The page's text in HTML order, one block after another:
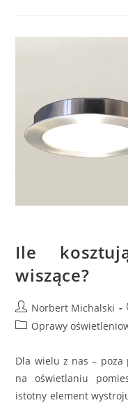
Ile
wiszące?
Post
author:
Norbert Michalski
PostOprawy
Dla wielu z nas – poza
na oświetlaniu
istotny element